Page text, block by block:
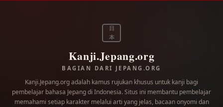
日
本
Kanji.Jepang.org
BAGIAN DARI JEPANG.ORG
Kanji.Jepang.org adalah kamus rujukan khusus untuk kanji bagi
pembelajar bahasa Jepang di Indonesia. Situs ini membantu pembelajar
memahami setiap karakter melalui arti yang jelas, bacaan onyomi dan